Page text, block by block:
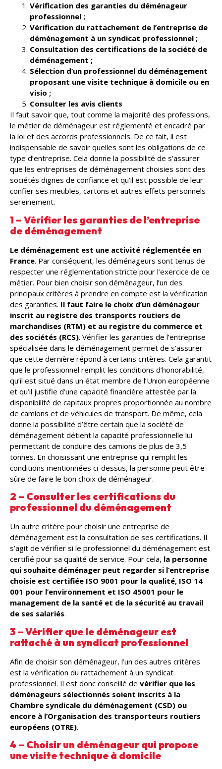
Vérification des garanties du déménageur
professionnel ;
Vérification du rattachement de l’entreprise de
déménagement à un syndicat professionnel ;
Consultation des certifications de la société de
déménagement ;
Sélection d’un professionnel du déménagement
proposant une visite technique à domicile ou en
visio ;
Consulter les avis clients
Il faut savoir que, tout comme la majorité des professions,
le métier de déménageur est réglementé et encadré par
la loi et des accords professionnels. De ce fait, il est
indispensable de savoir quelles sont les obligations de ce
type d’entreprise. Cela donne la possibilité de s’assurer
que les entreprises de déménagement choisies sont des
sociétés dignes de confiance et qu’il est possible de leur
confier ses meubles, cartons et autres effets personnels
sereinement.
1 – Vérifier les garanties de l’entreprise
de déménagement
Le déménagement est une activité réglementée en
France. Par conséquent, les déménageurs sont tenus de
respecter une réglementation stricte pour l’exercice de ce
métier. Pour bien choisir son déménageur, l’un des
principaux critères à prendre en compte est la vérification
des garanties. Il faut faire le choix d’un déménageur
inscrit au registre des transports routiers de
marchandises (RTM) et au registre du commerce et
des sociétés (RCS). Vérifier les garanties de l’entreprise
spécialisée dans le déménagement permet de s’assurer
que cette dernière répond à certains critères. Cela garantit
que le professionnel remplit les conditions d’honorabilité,
qu’il est situé dans un état membre de l’Union européenne
et qu’il justifie d’une capacité financière attestée par la
disponibilité de capitaux propres proportionnée au nombre
de camions et de véhicules de transport. De même, cela
donne la possibilité d’être certain que la société de
déménagement détient la capacité professionnelle lui
permettant de conduire des camions de plus de 3,5
tonnes. En choisissant une entreprise qui remplit les
conditions mentionnées ci-dessus, la personne peut être
sûre de faire le bon choix de déménageur.
2 – Consulter les certifications du
professionnel du déménagement
Un autre critère pour choisir une entreprise de
déménagement est la consultation de ses certifications. Il
s’agit de vérifier si le professionnel du déménagement est
certifié pour sa qualité de service. Pour cela, la personne
qui souhaite déménager peut regarder si l’entreprise
choisie est certifiée ISO 9001 pour la qualité, ISO 14
001 pour l’environnement et ISO 45001 pour le
management de la santé et de la sécurité au travail
de ses salariés.
3 – Vérifier que le déménageur est
rattaché à un syndicat professionnel
Afin de choisir son déménageur, l’un des autres critères
est la vérification du rattachement à un syndicat
professionnel. Il est donc conseillé de vérifier que les
déménageurs sélectionnés soient inscrits à la
Chambre syndicale du déménagement (CSD) ou
encore à l’Organisation des transporteurs routiers
européens (OTRE).
4 – Choisir un déménageur qui propose
une visite technique à domicile